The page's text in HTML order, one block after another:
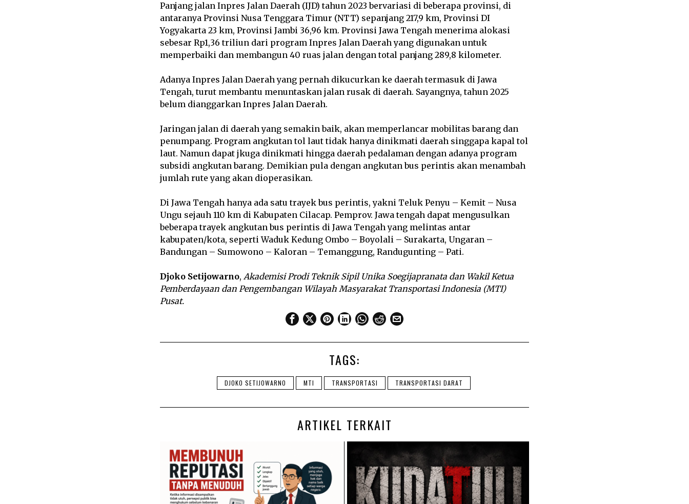
Panjang jalan Inpres Jalan Daerah (IJD) tahun 2023 bervariasi di beberapa provinsi, di
antaranya Provinsi Nusa Tenggara Timur (NTT) sepanjang 217,9 km, Provinsi DI
Yogyakarta 23 km, Provinsi Jambi 36,96 km. Provinsi Jawa Tengah menerima alokasi
sebesar Rp1,36 triliun dari program Inpres Jalan Daerah yang digunakan untuk
memperbaiki dan membangun 40 ruas jalan dengan total panjang 289,8 kilometer.
Adanya Inpres Jalan Daerah yang pernah dikucurkan ke daerah termasuk di Jawa
Tengah, turut membantu menuntaskan jalan rusak di daerah. Sayangnya, tahun 2025
belum dianggarkan Inpres Jalan Daerah.
Jaringan jalan di daerah yang semakin baik, akan memperlancar mobilitas barang dan
penumpang. Program angkutan tol laut tidak hanya dinikmati daerah singgapa kapal tol
laut. Namun dapat jkuga dinikmati hingga daerah pedalaman dengan adanya program
subsidi angkutan barang. Demikian pula dengan angkutan bus perintis akan menambah
jumlah rute yang akan dioperasikan.
Di Jawa Tengah hanya ada satu trayek bus perintis, yakni Teluk Penyu – Kemit – Nusa
Ungu sejauh 110 km di Kabupaten Cilacap. Pemprov. Jawa tengah dapat mengusulkan
beberapa trayek angkutan bus perintis di Jawa Tengah yang melintas antar
kabupaten/kota, seperti Waduk Kedung Ombo – Boyolali – Surakarta, Ungaran –
Bandungan – Sumowono – Kaloran – Temanggung, Randugunting – Pati.
Djoko Setijowarno, Akademisi Prodi Teknik Sipil Unika Soegijapranata dan Wakil Ketua
Pemberdayaan dan Pengembangan Wilayah Masyarakat Transportasi Indonesia (MTI)
Pusat.
TAGS:
DJOKO SETIJOWARNO MTI TRANSPORTASI TRANSPORTASI DARAT
ARTIKEL TERKAIT